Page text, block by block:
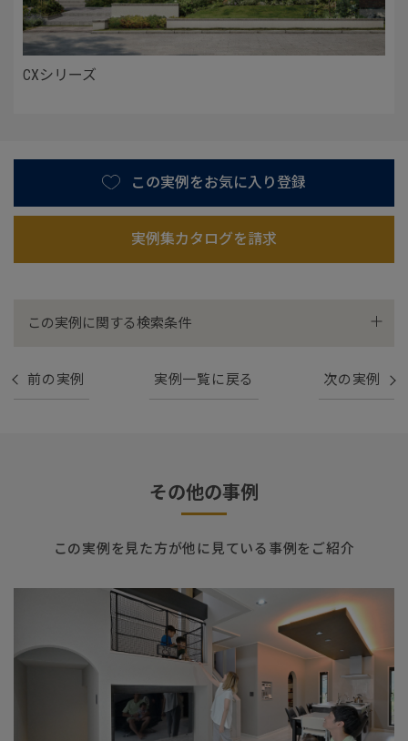
CXシリーズ
この実例をお気に入り登録
実例集カタログを請求
この実例に関する検索条件
通風・採光 書斎・ワークスペース
前の実例 実例一覧に戻る 次の実例
その他の事例
この実例を見た方が他に見ている事例をご紹介